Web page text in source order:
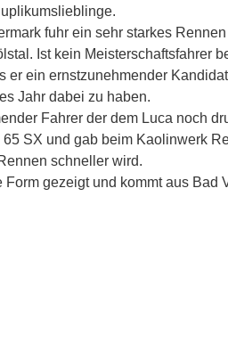
fuhr ein sehr starkes
Ist kein Meisterschaftsfahrer
ein ernstzunehmender
Jahr dabei zu haben.
Fahrer der dem Luca noch
SX und gab beim Kaolinwerk
schneller wird.
gezeigt und kommt aus Bad